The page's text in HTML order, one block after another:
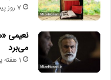
7 روز پیش
نعیمی
می‌برد
1 هفته پیش